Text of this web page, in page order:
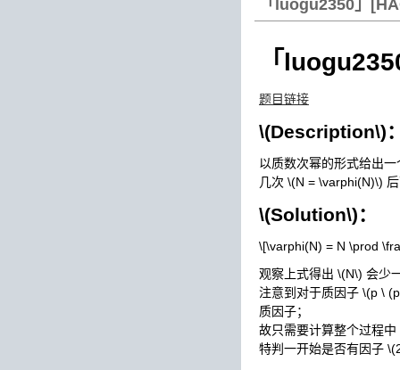
「luogu2350」
「
题目链接
\(Description\)
以质数次幂的形式给出
几次 \(N = \varphi(N)\)
\(Solution\)：
\[\varphi(N) = N \prod
观察上式得出 \(N\) 会少
注意到对于质因子 \(p \
质因子；
故只需要计算整个过程中
特判一开始是否有因子